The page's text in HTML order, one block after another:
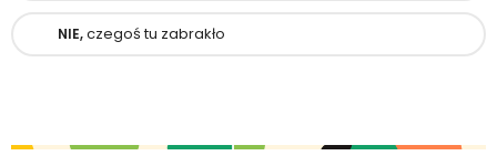
NIE,czegoś tu zabrakło